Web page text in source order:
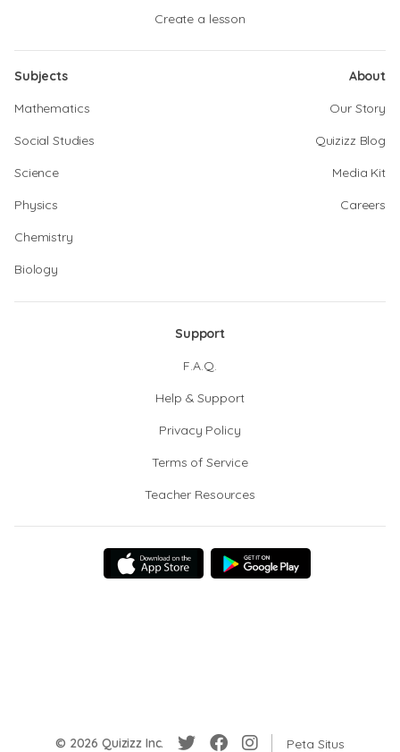
Create a lesson
Subjects
Mathematics
Social Studies
Science
Physics
Chemistry
Biology
About
Our Story
Quizizz Blog
Media Kit
Careers
Support
F.A.Q.
Help & Support
Privacy Policy
Terms of Service
Teacher Resources
© 2026 Quizizz Inc. Peta Situs